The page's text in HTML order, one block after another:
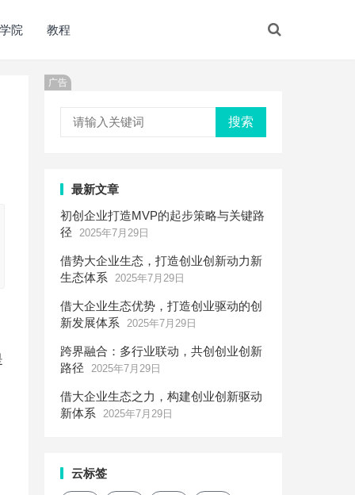
院 教程
广告
搜索
最新文章
初创企业打造MVP的起步策略与关键路
径
2025年7月29日
借势大企业生态，打造创业创新动力新
生态体系
2025年7月29日
借大企业生态优势，打造创业驱动的创
新发展体系
2025年7月29日
跨界融合：多行业联动，共创创业创新
路径
2025年7月29日
借大企业生态之力，构建创业创新驱动
新体系
2025年7月29日
云标签